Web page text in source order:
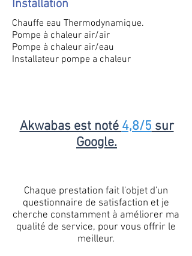
Installation
Chauffe eau Thermodynamique.
Pompe à chaleur air/air
Pompe à chaleur air/eau
Installateur pompe a chaleur
Akwabas est noté 4,8/5 sur
Google.
Chaque prestation fait l'objet d'un
questionnaire de satisfaction et je
cherche constamment à améliorer ma
qualité de service, pour vous offrir le
meilleur.